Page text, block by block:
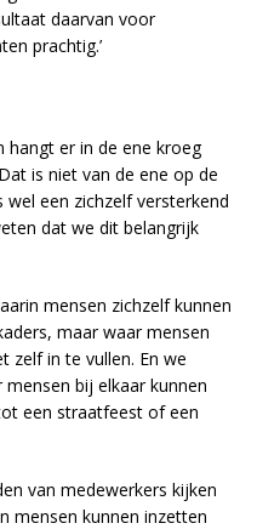
daarvan voor
prachtig.’
hangt er in de ene kroeg
is niet van de ene op de
een zichzelf versterkend
dat we dit belangrijk
mensen zichzelf kunnen
maar waar mensen
zelf in te vullen. En we
bij elkaar kunnen
een straatfeest of een
van medewerkers kijken
mensen kunnen inzetten